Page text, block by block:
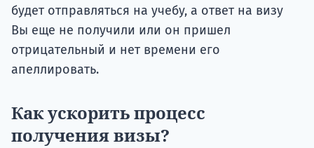
будет отправляться на учебу, а ответ на визу
Вы еще не получили или он пришел
отрицательный и нет времени его
апеллировать.
Как ускорить процесс
получения визы?